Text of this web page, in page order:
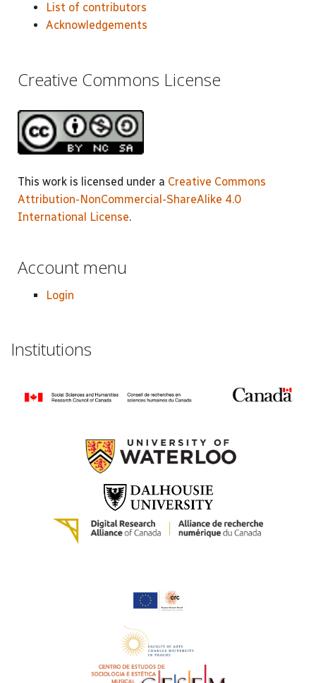
List of contributors
Acknowledgements
Creative Commons License
This work is licensed under a Creative Commons
Attribution-NonCommercial-ShareAlike 4.0
International License.
Account menu
Login
Institutions